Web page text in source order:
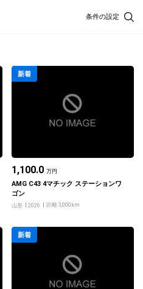
条件の設定
新着
1,100.0 万円
AMG C43 4マチック ステーションワ
ゴン
山形 2026 距離 3,000km
新着